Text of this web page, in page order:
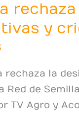
rechaza
y
rechaza la
de
TV Agro y